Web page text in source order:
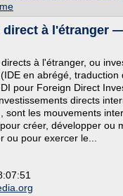
direct à l'étranger
à l'étranger, ou
en abrégé, traduction
pour Foreign Direct
directs
sont les mouvements
créer, développer ou
ou pour exercer le...